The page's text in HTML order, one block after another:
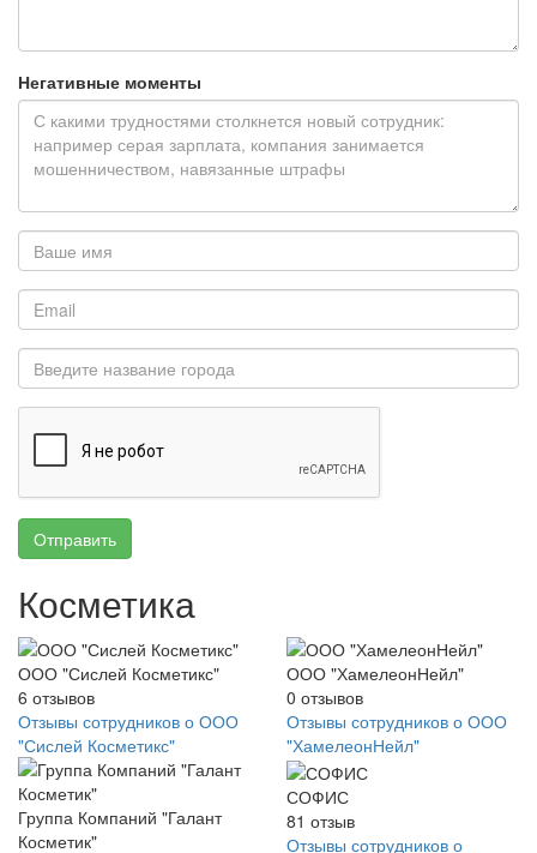
Негативные моменты
Отправить
Косметика
ООО "Сислей Косметикс"
6 отзывов
Отзывы сотрудников о ООО
"Сислей Косметикс"
ООО "ХамелеонНейл"
0 отзывов
Отзывы сотрудников о ООО
"ХамелеонНейл"
Группа Компаний "Галант
Косметик"
СОФИС
81 отзыв
Отзывы сотрудников о